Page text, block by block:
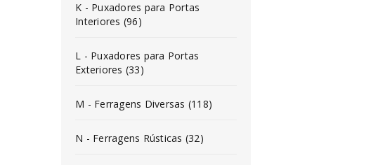
K - Puxadores para Portas
Interiores (96)
L - Puxadores para Portas
Exteriores (33)
M - Ferragens Diversas (118)
N - Ferragens Rústicas (32)